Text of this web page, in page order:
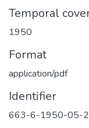
Temporal
1950
Format
application/pdf
Identifier
663-6-1950-05-